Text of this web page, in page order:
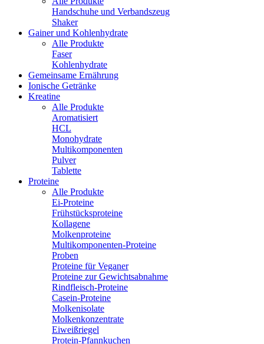
Handschuhe und Verbandszeug
Shaker
Gainer und Kohlenhydrate
Alle Produkte
Faser
Kohlenhydrate
Gemeinsame Ernährung
Ionische Getränke
Kreatine
Alle Produkte
Aromatisiert
HCL
Monohydrate
Multikomponenten
Pulver
Tablette
Proteine
Alle Produkte
Ei-Proteine
Frühstücksproteine
Kollagene
Molkenproteine
Multikomponenten-Proteine
Proben
Proteine für Veganer
Proteine zur Gewichtsabnahme
Rindfleisch-Proteine
Casein-Proteine
Molkenisolate
Molkenkonzentrate
Eiweißriegel
Protein-Pfannkuchen